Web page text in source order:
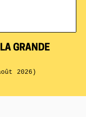
GRANDE
2026)